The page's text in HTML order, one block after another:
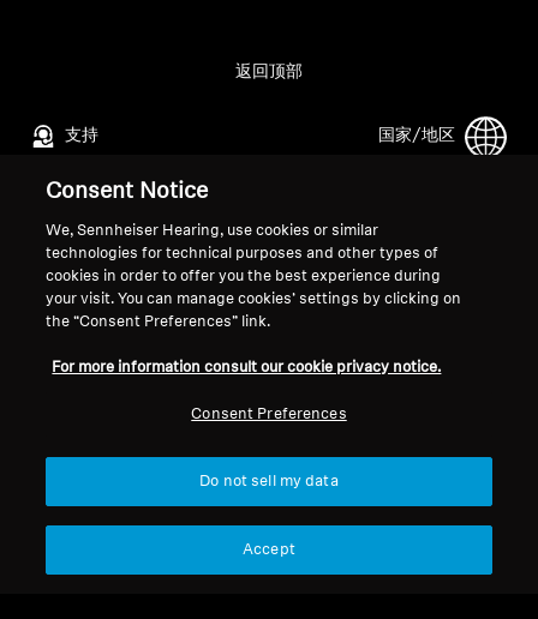
支持
返回顶部
国家/地区
法律声明
全球隐私政策
面向消费者的在线销售通用条款与
条件
索诺瓦的职业发展
版权声明 Cookie 设置
Consent Notice
We, Sennheiser Hearing, use cookies or similar
technologies for technical purposes and other types of
cookies in order to offer you the best experience during
your visit. You can manage cookies’ settings by clicking on
the “Consent Preferences” link.
For more information consult our cookie privacy notice.
Consent Preferences
Do not sell my data
Accept